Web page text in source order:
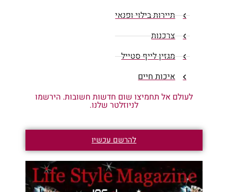
תיירות בילוי ופנאי
צרכנות
מגזין לייף סטייל
איכות חיים
לעולם אל תחמיצו שום חדשות חשובות. הירשמו
לניוזלטר שלנו.
להרשם עכשיו